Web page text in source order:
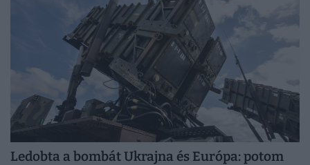
Ledobta a bombát Ukrajna és Európa: potom